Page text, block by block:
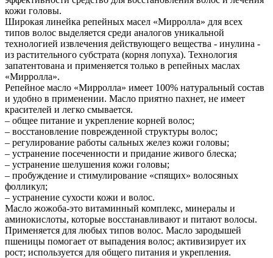
кожи головы.
Широкая линейка репейных масел «Мирролла» для всех
типов волос выделяется среди аналогов уникальной
технологией извлечения действующего вещества - инулина -
из растительного субстрата (корня лопуха). Технология
запатентована и применяется только в репейных маслах
«Мирролла».
Репейное масло «Мирролла» имеет 100% натуральный состав
и удобно в применении. Масло приятно пахнет, не имеет
красителей и легко смывается.
– общее питание и укрепление корней волос;
– восстановление поврежденной структуры волос;
– регулирование работы сальных желез кожи головы;
– устранение посеченности и придание живого блеска;
– устранение шелушения кожи головы;
– пробуждение и стимулирование «спящих» волосяных
фолликул;
– устранение сухости кожи и волос.
Масло жожоба-это витаминный комплекс, минералы и
аминокислоты, которые восстанавливают и питают волосы.
Применяется для любых типов волос. Масло зародышей
пшеницы помогает от выпадения волос; активизирует их
рост; используется для общего питания и укрепления.